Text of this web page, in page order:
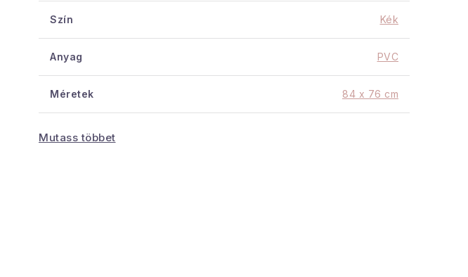
Szín Kék
Anyag PVC
Méretek 84 x 76 cm
Kötelező
tulajdonságok
Mutass többet